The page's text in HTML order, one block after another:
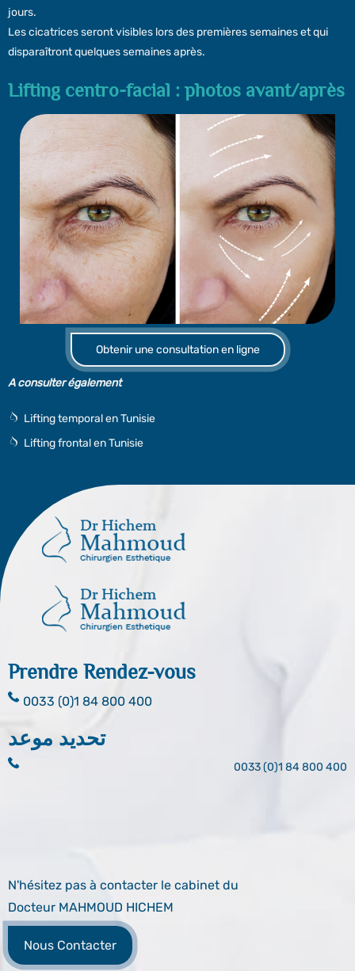
jours.
Les cicatrices seront visibles lors des premières semaines et qui
disparaîtront quelques semaines après.
Lifting centro-facial : photos avant/après
Obtenir une consultation en ligne
A consulter également
Lifting temporal en Tunisie
Lifting frontal en Tunisie
Prendre Rendez-vous
0033 (0)1 84 800 400
تحديد موعد
0033 (0)1 84 800 400
N'hésitez pas à contacter le cabinet du
Docteur MAHMOUD HICHEM
Nous Contacter